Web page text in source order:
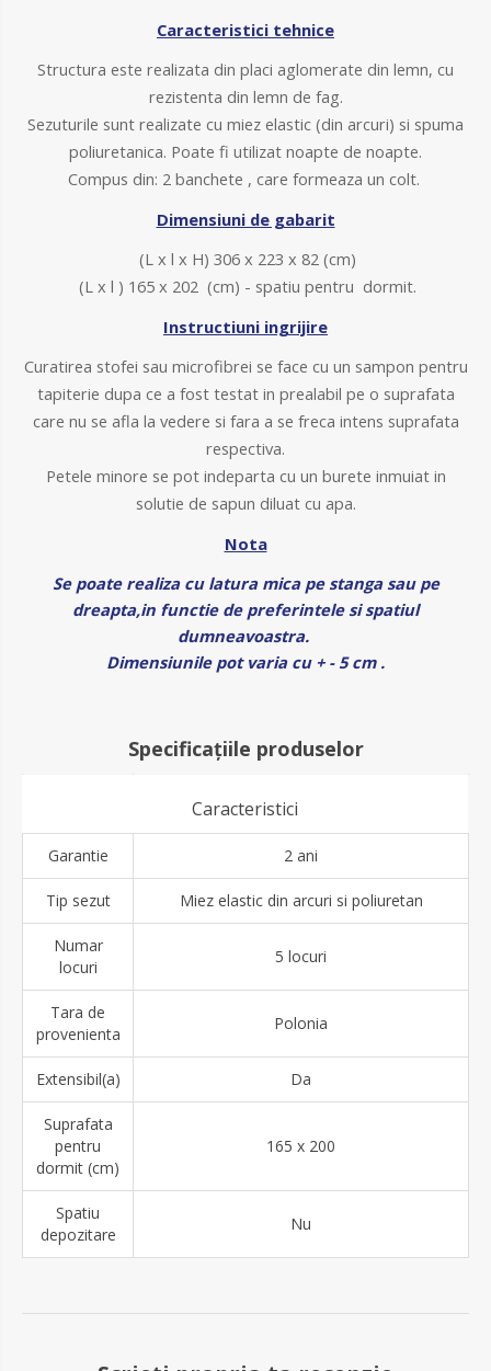
Caracteristici tehnice
Structura este realizata din placi aglomerate din lemn, cu
rezistenta din lemn de fag.
Sezuturile sunt realizate cu miez elastic (din arcuri) si spuma
poliuretanica. Poate fi utilizat noapte de noapte.
Compus din: 2 banchete , care formeaza un colt.
Dimensiuni de gabarit
(L x l x H) 306 x 223 x 82 (cm)
(L x l ) 165 x 202 (cm) - spatiu pentru dormit.
Instructiuni ingrijire
Curatirea stofei sau microfibrei se face cu un sampon pentru
tapiterie dupa ce a fost testat in prealabil pe o suprafata
care nu se afla la vedere si fara a se freca intens suprafata
respectiva.
Petele minore se pot indeparta cu un burete inmuiat in
solutie de sapun diluat cu apa.
Nota
Se poate realiza cu latura mica pe stanga sau pe
dreapta,in functie de preferintele si spatiul
dumneavoastra.
Dimensiunile pot varia cu + - 5 cm .
Specificațiile produselor
Caracteristici
Garantie 2 ani
Tip sezut Miez elastic din arcuri si poliuretan
Numar
locuri
5 locuri
Tara de
provenienta
Polonia
Extensibil(a) Da
Suprafata
pentru
dormit (cm)
165 x 200
Spatiu
depozitare
Nu